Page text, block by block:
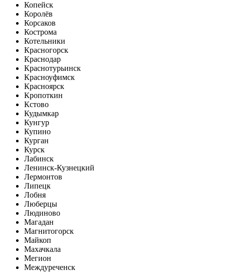
Копейск
Королёв
Корсаков
Кострома
Котельники
Красногорск
Краснодар
Краснотурьинск
Красноуфимск
Красноярск
Кропоткин
Кстово
Кудымкар
Кунгур
Купино
Курган
Курск
Лабинск
Ленинск-Кузнецкий
Лермонтов
Липецк
Лобня
Люберцы
Людиново
Магадан
Магнитогорск
Майкоп
Махачкала
Мегион
Междуреченск